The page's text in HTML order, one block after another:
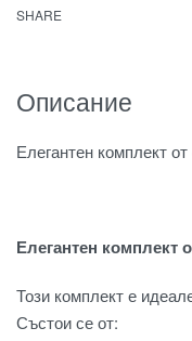
SHARE
Описание
Елегантен комплект
Елегантен комплект
Този комплект е
Състои се от: